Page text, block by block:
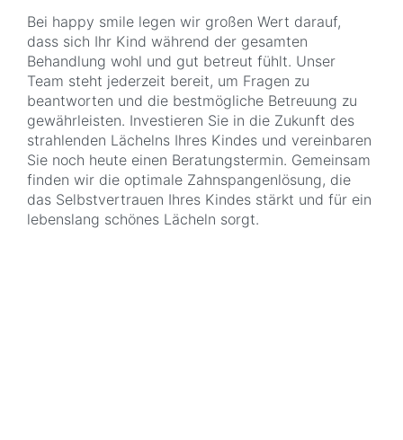
Bei happy smile legen wir großen Wert darauf,
dass sich Ihr Kind während der gesamten
Behandlung wohl und gut betreut fühlt. Unser
Team steht jederzeit bereit, um Fragen zu
beantworten und die bestmögliche Betreuung zu
gewährleisten. Investieren Sie in die Zukunft des
strahlenden Lächelns Ihres Kindes und vereinbaren
Sie noch heute einen Beratungstermin. Gemeinsam
finden wir die optimale Zahnspangenlösung, die
das Selbstvertrauen Ihres Kindes stärkt und für ein
lebenslang schönes Lächeln sorgt.